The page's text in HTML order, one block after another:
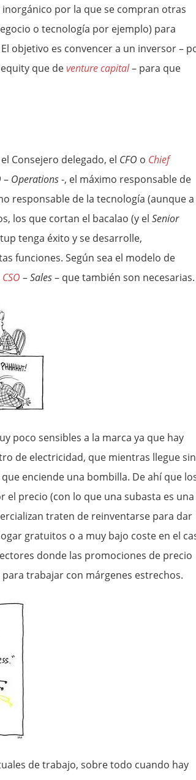
por la que se compran otras
o tecnología por ejemplo) para
objetivo es convencer a un inversor –
que deventure capital– para que
Consejero delegado, el CFO o Chief
– Operations-, el máximo responsable de
responsable de la tecnología (aunque a
los que cortan el bacalao (y el Senior
tenga éxito y se desarrolle,
funciones. Según sea el modelo de
CSO –Sales– que también son necesarias.
poco sensibles a la marca ya que hay
de electricidad, que mientras llegue sin
enciende una bombilla. De ahí que
el precio (con lo que una subasta es una
traten de reinventarse para dar
gratuitos o a muy bajo coste en el
donde las promociones de precio
trabajar con márgenes estrechos.
de trabajo, sobre todo cuando hay